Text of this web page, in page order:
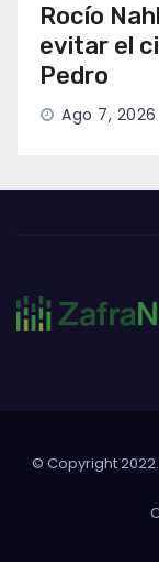
Rocío
evitar el
Pedro
Ago 7, 2026
© Copyright